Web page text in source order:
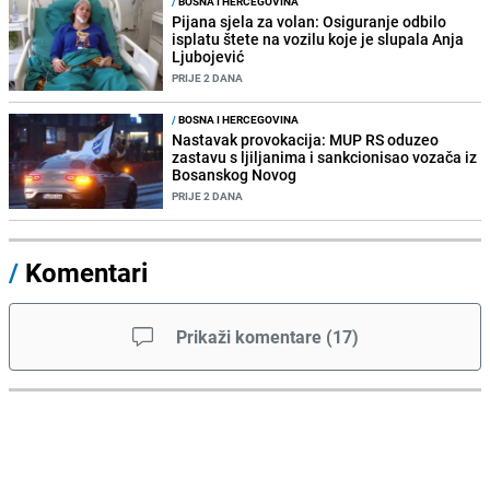
Pijana sjela za volan: Osiguranje odbilo
isplatu štete na vozilu koje je slupala Anja
Ljubojević
PRIJE 2 DANA
/BOSNA I HERCEGOVINA
Nastavak provokacija: MUP RS oduzeo
zastavu s ljiljanima i sankcionisao vozača iz
Bosanskog Novog
PRIJE 2 DANA
/ Komentari
Prikaži komentare (17)